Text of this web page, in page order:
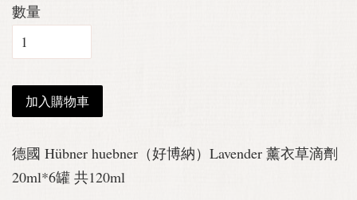
數量
加入購物車
德國 Hübner huebner（好博納）Lavender 薰衣草滴劑
20ml*6罐 共120ml